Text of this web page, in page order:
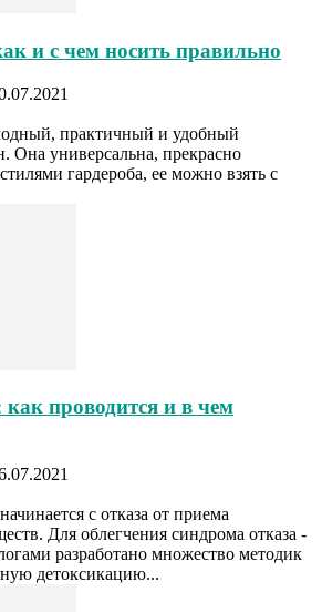
и с чем носить правильно
практичный и удобный
Она универсальна, прекрасно
гардероба, ее можно взять с
проводится и в чем
с отказа от приема
Для облегчения синдрома отказа -
разработано множество методик
детоксикацию...